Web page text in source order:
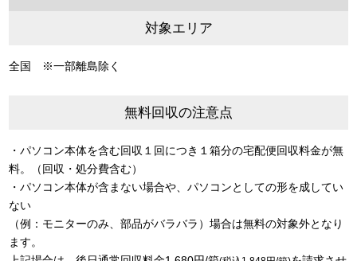
対象エリア
全国 ※一部離島除く
無料回収の注意点
・パソコン本体を含む回収１回につき１箱分の宅配便回収料金が無
料。（回収・処分費含む）
・パソコン本体が含まない場合や、パソコンとしての形を成してい
ない
（例：モニターのみ、部品がバラバラ）場合は無料の対象外となり
ます。